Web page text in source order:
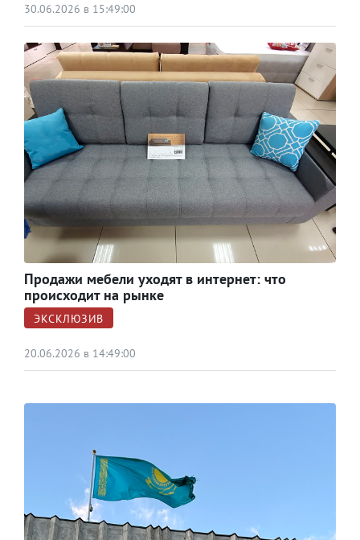
30.06.2026 в 15:49:00
Продажи мебели уходят в интернет: что
происходит на рынке
ЭКСКЛЮЗИВ
20.06.2026 в 14:49:00